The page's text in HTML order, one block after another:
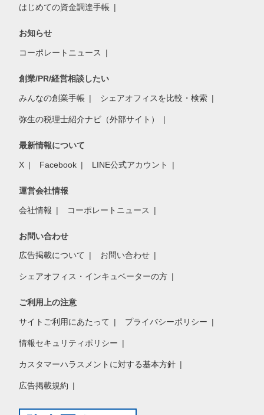
はじめての資金調達手帳
お知らせ
コーポレートニュース
創業/PR/経営相談したい
みんなの創業手帳 シェアオフィスを比較・検索
弥生の税理士紹介ナビ（外部サイト）
最新情報について
X Facebook LINE公式アカウント
運営会社情報
会社情報 コーポレートニュース
お問い合わせ
広告掲載について お問い合わせ
シェアオフィス・インキュベーターの方
ご利用上の注意
サイトご利用にあたって プライバシーポリシー
情報セキュリティポリシー
カスタマーハラスメントに対する基本方針
広告掲載規約